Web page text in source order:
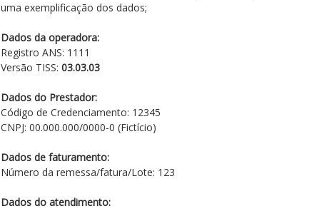
uma exemplificação dos dados;
Dados da operadora:
Registro ANS: 1111
Versão TISS: 03.03.03
Dados do Prestador:
Código de Credenciamento: 12345
CNPJ: 00.000.000/0000-0 (Fictício)
Dados de faturamento:
Número da remessa/fatura/Lote: 123
Dados do atendimento: